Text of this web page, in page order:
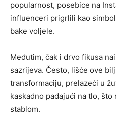
popularnost, posebice na
influenceri prigrlili kao
bake voljele.
Međutim, čak i drvo fikusa
sazrijeva. Često, lišće ove
transformaciju, prelazeći u
kaskadno padajući na tlo,
stablom.